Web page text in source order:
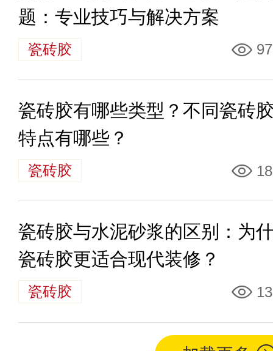
题：专业技巧与解决方案
瓷砖胶 97
瓷砖胶有哪些类型？不同瓷砖
特点有哪些？
瓷砖胶
瓷砖胶与水泥砂浆的区别：为
瓷砖胶更适合现代装修？
瓷砖胶